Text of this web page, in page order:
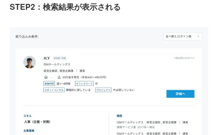
STEP2：検索結果が表示される